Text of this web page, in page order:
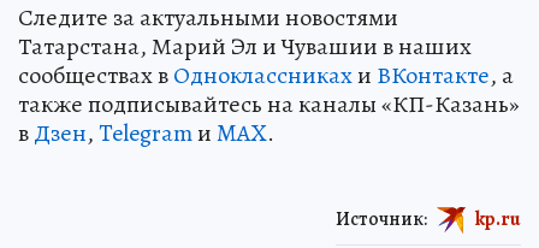
Следите за актуальными новостями
Татарстана, Марий Эл и Чувашии в наших
сообществах вОдноклассникахи ВКонтакте, а
также подписывайтесь на каналы «КП-Казань»
вДзен,TelegramиMAX.
Источник: kp.ru